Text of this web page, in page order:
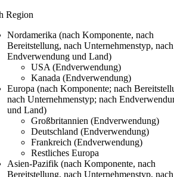
Region
Nordamerika (nach Komponente, nach
Bereitstellung, nach Unternehmenstyp, nach
Endverwendung und Land)
USA (Endverwendung)
Kanada (Endverwendung)
Europa (nach Komponente; nach
nach Unternehmenstyp; nach
und Land)
Großbritannien (Endverwendung)
Deutschland (Endverwendung)
Frankreich (Endverwendung)
Restliches Europa
Asien-Pazifik (nach Komponente, nach
Bereitstellung, nach Unternehmenstyp, nach